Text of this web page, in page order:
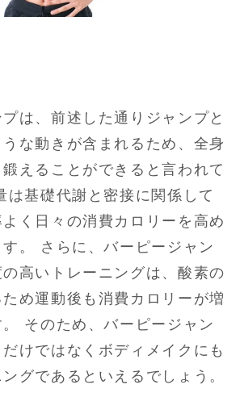
は、前述した通りジャンプと
な動きが含まれるため、全身
えることができると言われて
は基礎代謝と密接に関係して
く日々の消費カロリーを高め
。 さらに、バーピージャン
高いトレーニングは、酸素の
め運動後も消費カロリーが増
そのため、バーピージャン
けではなくボディメイクにも
グであるといえるでしょう。